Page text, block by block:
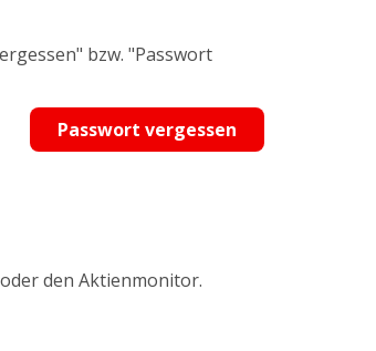
bzw. "Passwort
Passwort vergessen
den Aktienmonitor.